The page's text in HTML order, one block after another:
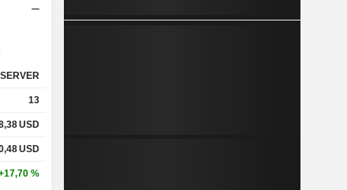
13
USD
USD
%